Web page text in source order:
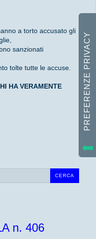
CERCA
n. 406
a torto accusato gli
sanzionati
tolte tutte le accuse.
HA VERAMENTE